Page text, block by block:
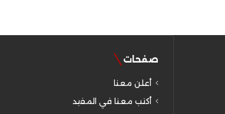
صفحات
أعلن معنا
أكتب معنا في المفيد